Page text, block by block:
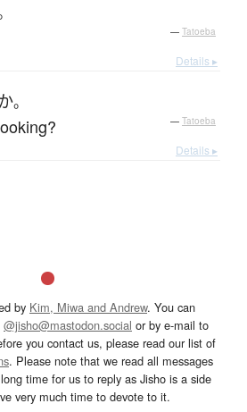
— Tatoeba
Details ▸
。
— Tatoeba
Details ▸
by Kim, Miwa and Andrew. You can
@jisho@mastodon.social or by e-mail to
you contact us, please read our list of
. Please note that we read all messages
time for us to reply as Jisho is a side
very much time to devote to it.